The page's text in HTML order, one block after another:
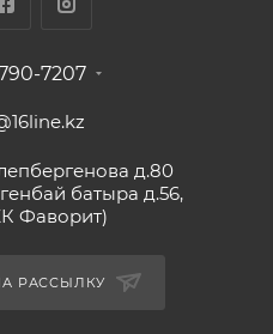
7207
д.80
батыра д.56,
Фаворит)
РАССЫЛКУ